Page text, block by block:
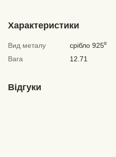
Характеристики
Вид металу
срібло 925⁰
Вага
12.71
Відгуки